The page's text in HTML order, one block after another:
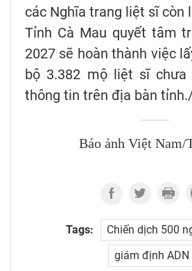
các Nghĩa trang liệt sĩ còn
Tỉnh Cà Mau quyết tâm
2027 sẽ hoàn thành việc
bộ 3.382 mộ liệt sĩ
thông tin trên địa bàn
Báo ảnh Việt
Tags:
Chiến dịch 500
giám định ADN